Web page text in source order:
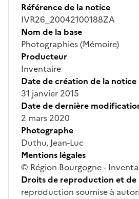
Référence de la notice
IVR26_20042100188ZA
Nom de la base
Photographies (Mémoire)
Producteur
Inventaire
Date de création de la notice
31 janvier 2015
Date de dernière
2 mars 2020
Photographe
Duthu, Jean-Luc
Mentions légales
© Région Bourgogne -
Droits de reproduction et de
reproduction soumise à